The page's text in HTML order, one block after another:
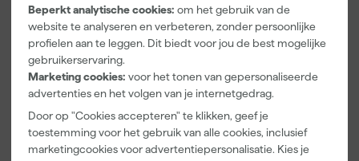
Beperkt analytische cookies: om het gebruik van de
website te analyseren en verbeteren, zonder persoonlijke
profielen aan te leggen. Dit biedt voor jou de best mogelijke
gebruikerservaring.
Marketing cookies: voor het tonen van gepersonaliseerde
advertenties en het volgen van je internetgedrag.
Door op "Cookies accepteren" te klikken, geef je
toestemming voor het gebruik van alle cookies, inclusief
marketingcookies voor advertentiepersonalisatie. Kies je
Festool
500119 UVEX
Veiligheidsbril
Maandag
3M 9322+
Aura
Stofmasker -
FFP2 -
Maandag
Paintura
Lucamax
Washi tape -
50mx24mm
Maandag